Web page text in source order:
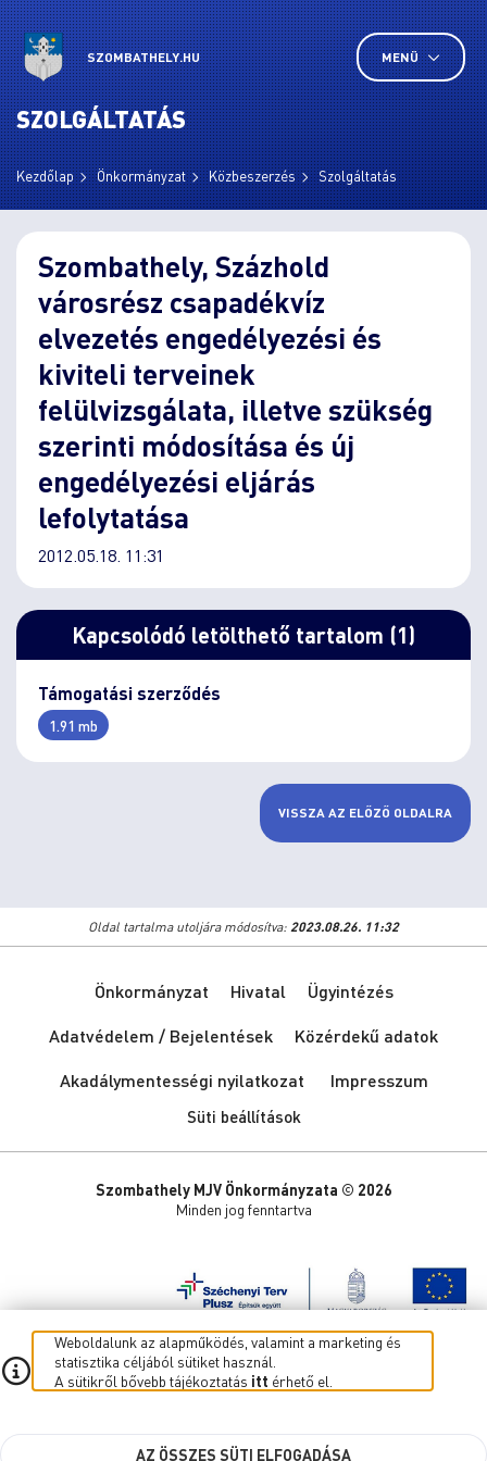
SZOMBATHELY.HU MENÜ
SZOLGÁLTATÁS
Kezdőlap Önkormányzat Közbeszerzés Szolgáltatás
Szombathely, Százhold
városrész csapadékvíz
elvezetés engedélyezési és
kiviteli terveinek
felülvizsgálata, illetve szükség
szerinti módosítása és új
engedélyezési eljárás
lefolytatása
2012.05.18. 11:31
Kapcsolódó letölthető tartalom (1)
Támogatási szerződés
1.91 mb
VISSZA AZ ELŐZŐ OLDALRA
Oldal tartalma utoljára módosítva: 2023.08.26. 11:32
Önkormányzat Hivatal
Ügyintézés
Adatvédelem / Bejelentések
Közérdekű adatok
Akadálymentességi nyilatkozat
Impresszum
Süti beállítások
Szombathely MJV Önkormányzata © 2026
Minden jog fenntartva
Weboldalunk az alapműködés, valamint a marketing és
statisztika céljából sütiket használ.
A sütikről bővebb tájékoztatás itt érhető el.
AZ ÖSSZES SÜTI ELFOGADÁSA